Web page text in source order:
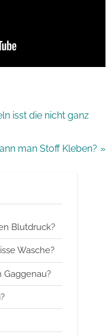
isst die nicht ganz
man Stoff Kleben?
Blutdruck?
Wasche?
Gaggenau?